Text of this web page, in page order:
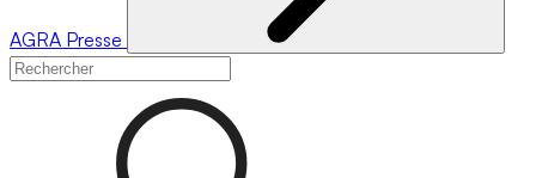
AGRA Presse